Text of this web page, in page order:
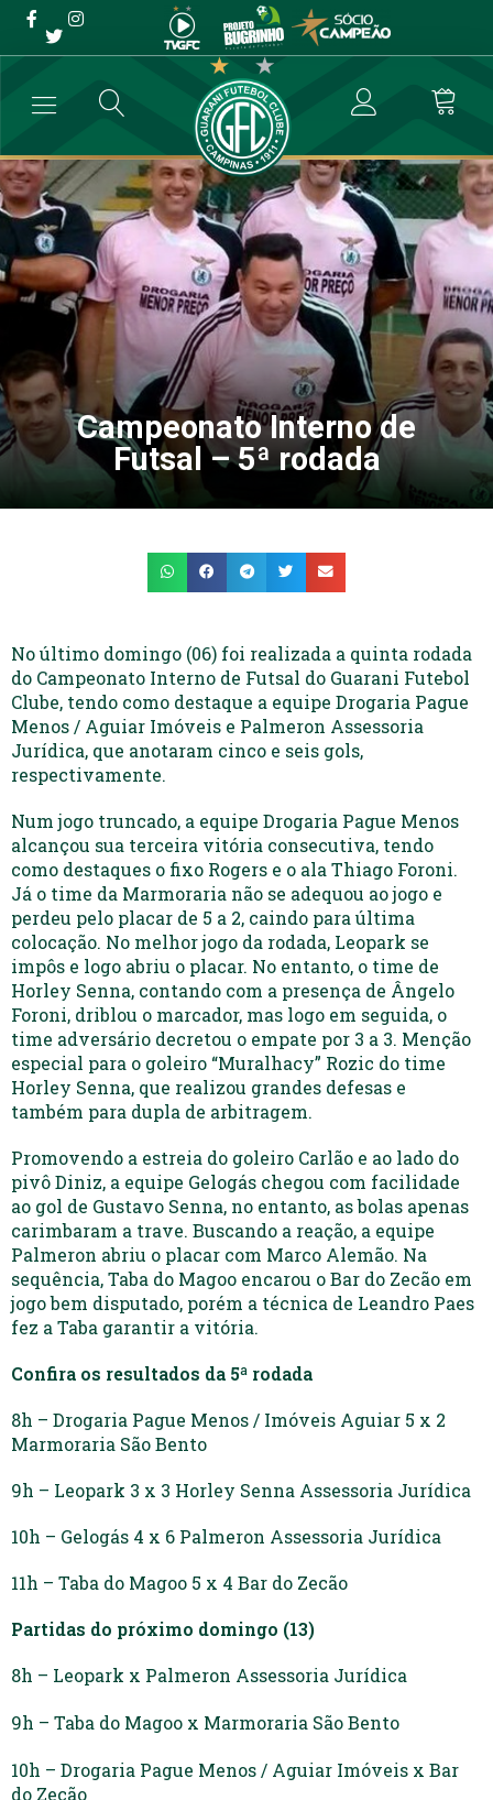
Campeonato Interno de
Futsal – 5ª rodada
→ Destaque → Campeonato Interno de Futsal – 5ª rodada
Campeonato Interno de
Futsal – 5ª rodada
No último domingo (06) foi realizada a quinta rodada
do Campeonato Interno de Futsal do Guarani Futebol
Clube, tendo como destaque a equipe Drogaria Pague
Menos / Aguiar Imóveis e Palmeron Assessoria
Jurídica, que anotaram cinco e seis gols,
respectivamente.
Num jogo truncado, a equipe Drogaria Pague Menos
alcançou sua terceira vitória consecutiva, tendo
como destaques o fixo Rogers e o ala Thiago Foroni.
Já o time da Marmoraria não se adequou ao jogo e
perdeu pelo placar de 5 a 2, caindo para última
colocação. No melhor jogo da rodada, Leopark se
impôs e logo abriu o placar. No entanto, o time de
Horley Senna, contando com a presença de Ângelo
Foroni, driblou o marcador, mas logo em seguida, o
time adversário decretou o empate por 3 a 3. Menção
especial para o goleiro “Muralhacy” Rozic do time
Horley Senna, que realizou grandes defesas e
também para dupla de arbitragem.
Promovendo a estreia do goleiro Carlão e ao lado do
pivô Diniz, a equipe Gelogás chegou com facilidade
ao gol de Gustavo Senna, no entanto, as bolas apenas
carimbaram a trave. Buscando a reação, a equipe
Palmeron abriu o placar com Marco Alemão. Na
sequência, Taba do Magoo encarou o Bar do Zecão em
jogo bem disputado, porém a técnica de Leandro Paes
fez a Taba garantir a vitória.
Confira os resultados da 5ª rodada
8h – Drogaria Pague Menos / Imóveis Aguiar 5 x 2
Marmoraria São Bento
9h – Leopark 3 x 3 Horley Senna Assessoria Jurídica
10h – Gelogás 4 x 6 Palmeron Assessoria Jurídica
11h – Taba do Magoo 5 x 4 Bar do Zecão
Partidas do próximo domingo (13)
8h – Leopark x Palmeron Assessoria Jurídica
9h – Taba do Magoo x Marmoraria São Bento
10h – Drogaria Pague Menos / Aguiar Imóveis x Bar
do Zecão